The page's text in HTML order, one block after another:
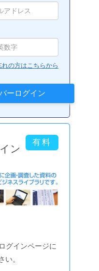
の方はこちらから
ン
グインページに
い。